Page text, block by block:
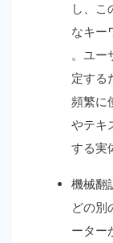
し、こ
なキー
。ユー
定する
頻繁に
やテキ
する実
機械翻
どの別
ーター